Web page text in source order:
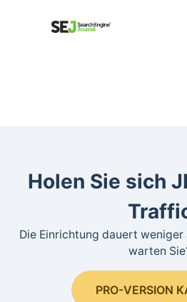
Holen Sie sich
Die Einrichtung dauert weniger
warten
PRO-VERSION